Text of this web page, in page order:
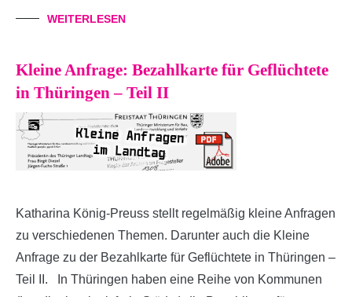
WEITERLESEN
Kleine Anfrage: Bezahlkarte für Geflüchtete
in Thüringen – Teil II
Katharina König-Preuss stellt regelmäßig kleine Anfragen
zu verschiedenen Themen. Darunter auch die Kleine
Anfrage zu der Bezahlkarte für Geflüchtete in Thüringen –
Teil II. In Thüringen haben eine Reihe von Kommunen